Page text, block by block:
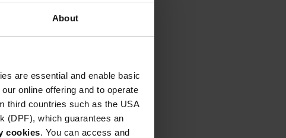
About
are essential and enable basic
online offering and to operate
third countries such as the USA
(DPF), which guarantees an
cookies. You can access and